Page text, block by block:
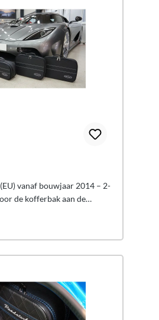
vanaf bouwjaar 2014 – 2-
de kofferbak aan de